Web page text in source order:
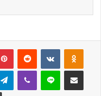
PinterestReddit VKontakte
TelegramViber Line E-Posta ile
Yazdır